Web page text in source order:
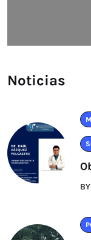
Noticias
BY